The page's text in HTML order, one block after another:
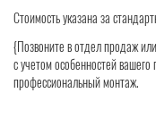
Стоимость указана за
{Позвоните в отдел продаж
с учетом особенностей
профессиональный монтаж.